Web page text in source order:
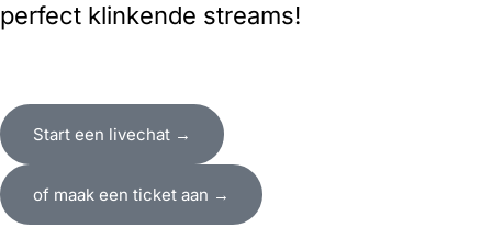
perfect klinkende streams!
Start een livechat →
of maak een ticket aan →